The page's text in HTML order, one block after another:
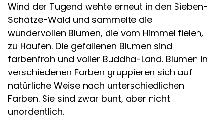
Wind der Tugend wehte erneut in den Sieben-
Schätze-Wald und sammelte die
wundervollen Blumen, die vom Himmel fielen,
zu Haufen. Die gefallenen Blumen sind
farbenfroh und voller Buddha-Land. Blumen in
verschiedenen Farben gruppieren sich auf
natürliche Weise nach unterschiedlichen
Farben. Sie sind zwar bunt, aber nicht
unordentlich.